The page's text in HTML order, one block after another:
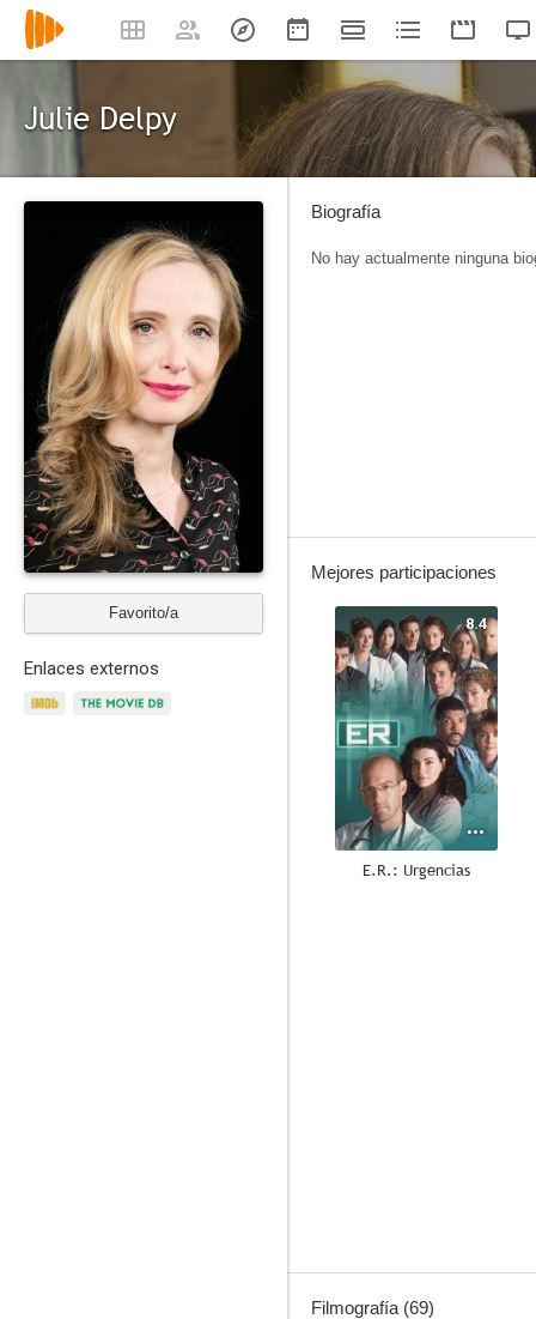
Julie Delpy
Favorito/a
Enlaces externos
Biografía
No hay actualmente ninguna
Mejores participaciones
8.4
E.R.: Urgencias
Filmografía (69)